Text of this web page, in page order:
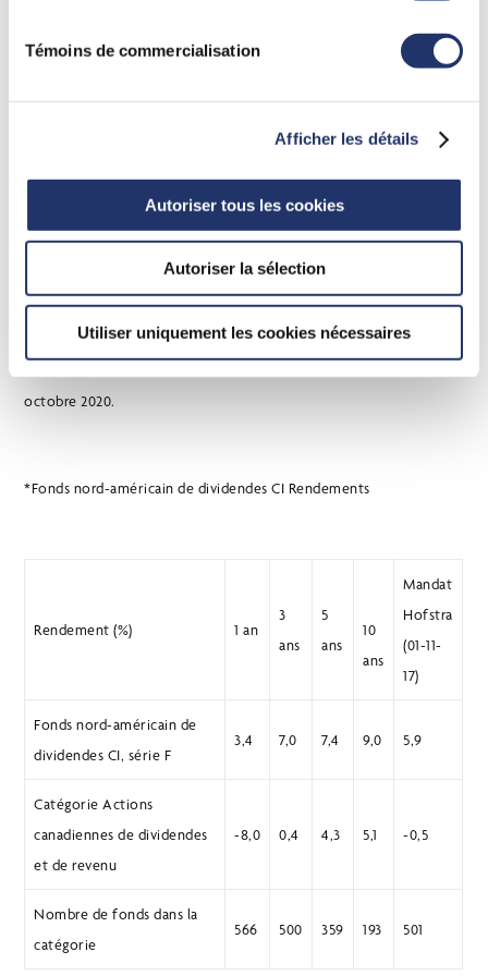
Témoins de commercialisation
Afficher les détails
Autoriser tous les cookies
Autoriser la sélection
Utiliser uniquement les cookies nécessaires
À propos de Gestion mondiale d’actifs CI
produits et de services d’investissement et est présente sur le
Web à l’adresse www.ci.com. GMA CI est une filiale de Financière
CI Corp. (TSX : CIX), une société indépendante qui offre des
services de conseil en gestion d’actifs et de patrimoine à l’échelle
octobre 2020.
*Fonds nord-américain de dividendes CI Rendements
Rendement (%) 1 an
3
ans
5
ans
10
ans
Mandat
Hofstra
(01-11-
17)
Fonds nord-américain de
dividendes CI, série F
3,4 7,0 7,4 9,0 5,9
Catégorie Actions
canadiennes de dividendes
et de revenu
-8,0 0,4 4,3 5,1 -0,5
Nombre de fonds dans la
catégorie
566 500 359 193 501